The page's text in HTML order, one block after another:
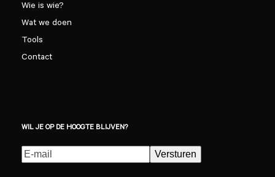
Wie is wie?
Wat we doen
Tools
Contact
WIL JE OP DE HOOGTE BLIJVEN?
E-
mailadres(Vereist)
Versturen